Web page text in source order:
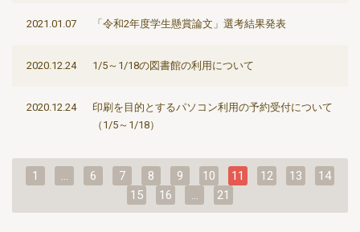
2021.01.07 「令和2年度学生懸賞論文」選考結果発表
2020.12.24 1/5～1/18の図書館の利用について
2020.12.24
印刷を目的とするパソコン利用の予約受付について
（1/5～1/18）
1 … 6 7 8 9 10 11 12 13
14
15
16 … 21